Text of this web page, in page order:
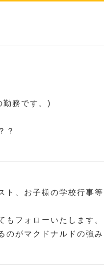
勤務です。)
？
ト、お子様の学校行事等
フォローいたします。
のがマクドナルドの強み